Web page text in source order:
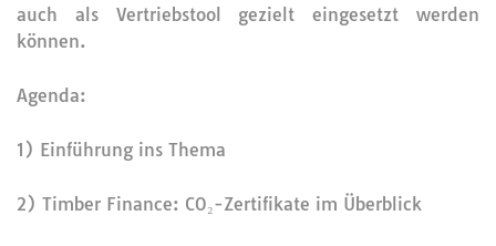
auch als Vertriebstool gezielt eingesetzt werden
können.
Agenda:
1) Einführung ins Thema
2) Timber Finance: CO₂-Zertifikate im Überblick